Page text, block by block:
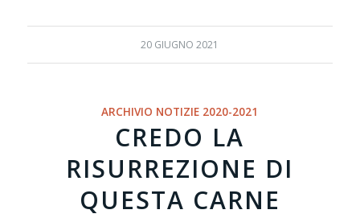
20 GIUGNO 2021
ARCHIVIO NOTIZIE 2020-2021
CREDO LA
RISURREZIONE DI
QUESTA CARNE